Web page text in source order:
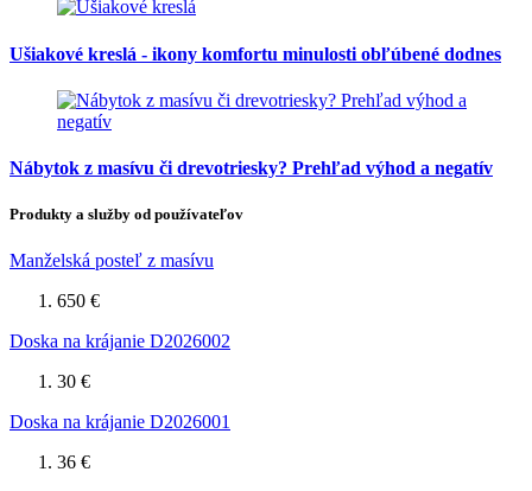
Ušiakové kreslá - ikony komfortu minulosti obľúbené dodnes
Nábytok z masívu či drevotriesky? Prehľad výhod a negatív
Produkty a služby od používateľov
Manželská posteľ z masívu
650 €
Doska na krájanie D2026002
30 €
Doska na krájanie D2026001
36 €